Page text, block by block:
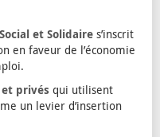
et Solidaire s’inscrit
en faveur de l’économie
privés qui utilisent
un levier d’insertion